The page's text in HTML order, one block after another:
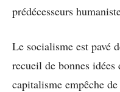
prédécesseurs
Le socialisme est pavé
recueil de bonnes
capitalisme empêche